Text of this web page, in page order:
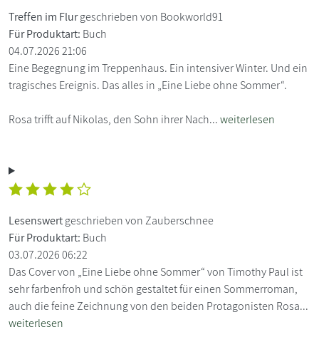
Treffen im Flurgeschrieben von Bookworld91
Für Produktart: Buch
04.07.2026 21:06
Eine Begegnung im Treppenhaus. Ein intensiver Winter. Und ein
tragisches Ereignis. Das alles in „Eine Liebe ohne Sommer“.
Rosa trifft auf Nikolas, den Sohn ihrer Nach...weiterlesen
Lesenswertgeschrieben von Zauberschnee
Für Produktart: Buch
03.07.2026 06:22
Das Cover von „Eine Liebe ohne Sommer“ von Timothy Paul ist
sehr farbenfroh und schön gestaltet für einen Sommerroman,
auch die feine Zeichnung von den beiden Protagonisten Rosa...
weiterlesen